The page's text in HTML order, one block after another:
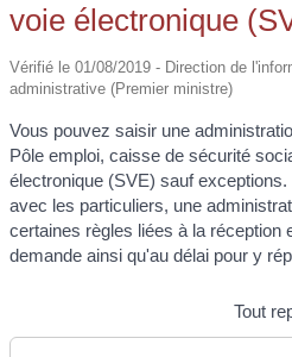
voie électronique
Vérifié le 01/08/2019 - Direction de
administrative (Premier ministre)
Vous pouvez saisir une
Pôle emploi, caisse de sécurité
électronique (SVE) sauf
avec les particuliers, une
certaines règles liées à la réception
demande ainsi qu'au délai pour y
Tout